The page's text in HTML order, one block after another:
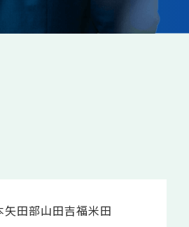
矢田部山田吉福米田